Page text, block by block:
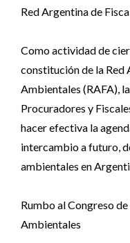
Red Argentina de
Como actividad de
constitución de la Red
Ambientales (RAFA),
Procuradores y
hacer efectiva la
intercambio a futuro,
ambientales en
Rumbo al Congreso
Ambientales